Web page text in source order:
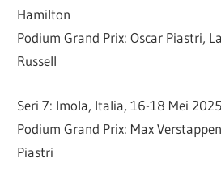
Hamilton
Podium Grand Prix: Oscar Piastri,
Russell
Seri 7: Imola, Italia, 16-18 Mei 2025
Podium Grand Prix: Max
Piastri